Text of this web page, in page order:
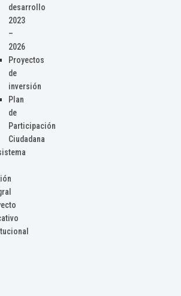
desarrollo
2023
–
2026
Proyectos
de
inversión
Plan
de
Participación
Ciudadana